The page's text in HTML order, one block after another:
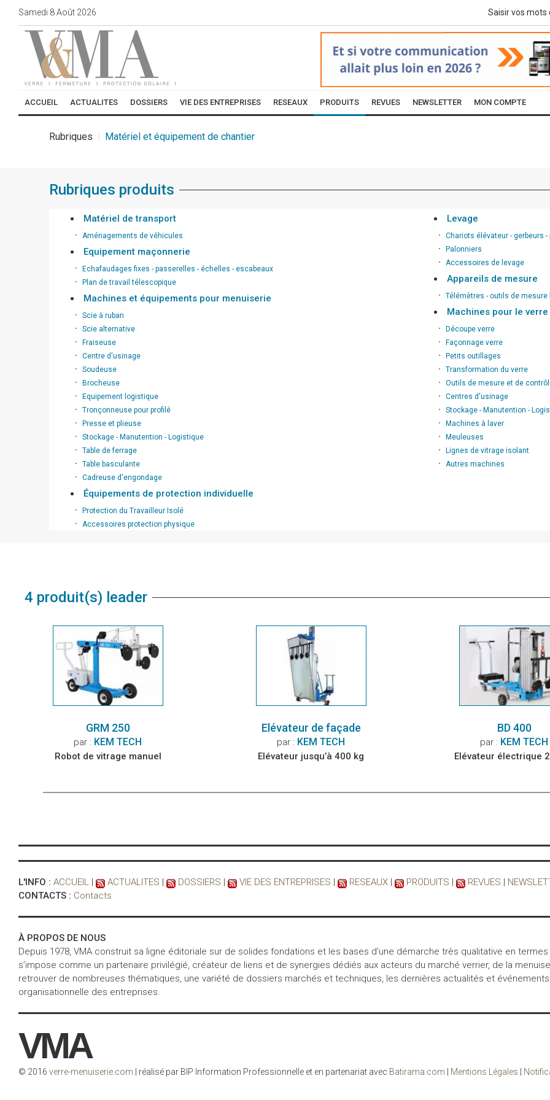
Samedi 8Août 2026
ACCUEIL ACTUALITES DOSSIERS VIE DES ENTREPRISES RESEAUX PRODUITS REVUES NEWSLETTER MON COMPTE
Rubriques Matériel et équipement de chantier
Rubriques produits
Matériel de transport
∙
Aménagements de véhicules
Equipement maçonnerie
∙
Echafaudages fixes - passerelles - échelles - escabeaux
∙ Plan de travail télescopique
Machines et équipements pour menuiserie
∙
Scie à ruban
∙ Scie alternative
∙ Fraiseuse
∙ Centre d'usinage
∙ Soudeuse
∙ Brocheuse
∙ Equipement logistique
∙ Tronçonneuse pour profilé
∙ Presse et plieuse
∙ Stockage - Manutention - Logistique
∙ Table de ferrage
∙ Table basculante
∙ Cadreuse d'engondage
Équipements de protection individuelle
∙
Protection du Travailleur Isolé
∙ Accessoires protection physique
Levage
∙
Chariots élévateur - gerbeurs -
∙ Palonniers
∙ Accessoires de levage
Appareils de mesure
∙
Télémètres - outils de mesure
Machines pour le verre
∙
Découpe verre
∙ Façonnage verre
∙ Petits outillages
∙ Transformation du verre
∙ Outils de mesure et de
∙ Centres d'usinage
∙ Stockage - Manutention -
∙ Machines à laver
∙ Meuleuses
∙ Lignes de vitrage isolant
∙ Autres machines
4 produit(s) leader
GRM 250
par : KEM TECH
Robot de vitrage manuel
Elévateur de façade
par : KEM TECH
Elévateur jusqu’à 400 kg
BD 400
par : KEM TECH
Elévateur électrique
L'INFO : ACCUEIL | ACTUALITES | DOSSIERS | VIE DES ENTREPRISES | RESEAUX | PRODUITS | REVUES |
CONTACTS : Contacts
À PROPOS DE NOUS
Depuis 1978, VMA construit sa ligne éditoriale sur de solides fondations et les bases d’une démarche très qualitative en
s’impose comme un partenaire privilégié, créateur de liens et de synergies dédiés aux acteurs du marché verrier, de la
retrouver de nombreuses thématiques, une variété de dossiers marchés et techniques, les dernières actualités et
organisationnelle des entreprises.
VMA
© 2016 verre-menuiserie.com | réalisé par BIP Information Professionnelle et en partenariat avec Batirama.com | Mentions Légales |